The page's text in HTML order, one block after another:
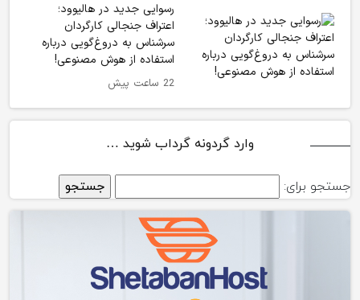
رسوایی جدید در هالیوود؛
اعتراف جنجالی کارگردان
سرشناس به دروغ‌گویی درباره
استفاده از هوش مصنوعی!
22 ساعت پیش
وارد گردونه گرداب شوید …
جستجو برای: